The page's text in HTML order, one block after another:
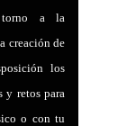
a la
creación de
los
y retos para
o con tu